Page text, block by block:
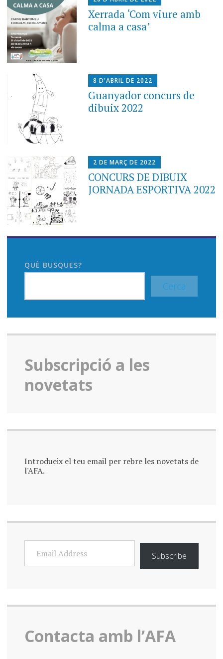
Xerrada ‘Com viure amb
calma a casa’
8 D'ABRIL DE 2022
Guanyador concurs de
dibuix 2022
2 DE MARÇ DE 2022
CONCURS DE DIBUIX
JORNADA ESPORTIVA 2022
QUÈ BUSQUES?
Cerca
Subscripció a les
novetats
Introdueix el teu email per rebre les novetats de
l'AFA.
EMAIL
ADDRESS
Subscribe
Contacta amb l’AFA